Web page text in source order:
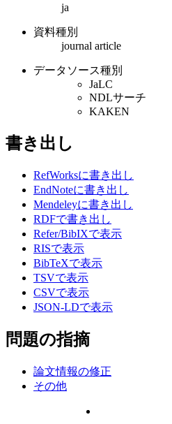
ja
資料種別
journal article
データソース種別
JaLC
NDLサーチ
KAKEN
書き出し
RefWorksに書き出し
EndNoteに書き出し
Mendeleyに書き出し
RDFで書き出し
Refer/BibIXで表示
RISで表示
BibTeXで表示
TSVで表示
CSVで表示
JSON-LDで表示
問題の指摘
論文情報の修正
その他